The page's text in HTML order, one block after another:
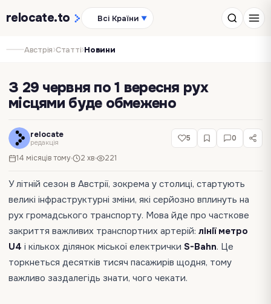
relocate.to Всі Країни ▼
Австрія›Статті›Новини
З 29 червня по 1 вересня рух
місцями буде обмежено
relocate
редакція
14 місяців тому 2 хв 221
5 0
У літній сезон в Австрії, зокрема у столиці, стартують
великі інфраструктурні зміни, які серйозно вплинуть на
рух громадського транспорту. Мова йде про часткове
закриття важливих транспортних артерій: лінії метро
U4 і кількох ділянок міської електрички S-Bahn. Це
торкнеться десятків тисяч пасажирів щодня, тому
важливо заздалегідь знати, чого чекати.